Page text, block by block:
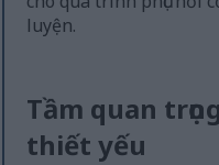
luyện.
Tầm quan
thiết yếu